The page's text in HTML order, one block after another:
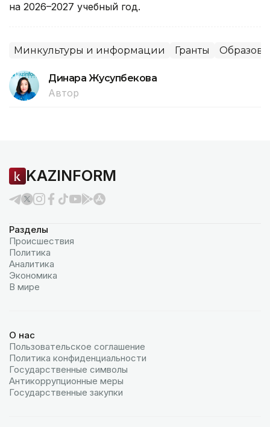
на 2026–2027 учебный год.
Минкультуры и информации Гранты
Динара Жусупбекова
Автор
KAZINFORM
Разделы
Происшествия
Политика
Аналитика
Экономика
В мире
О нас
Пользовательское соглашение
Политика конфиденциальности
Государственные символы
Антикоррупционные меры
Государственные закупки